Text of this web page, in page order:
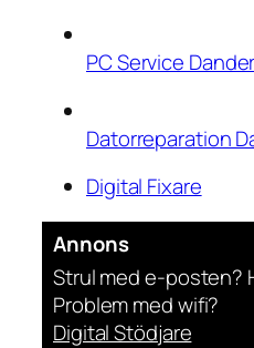
PC Service
Datorreparation
Digital Fixare
Annons
Strul med e-posten?
Problem med wifi?
Digital Stödjare